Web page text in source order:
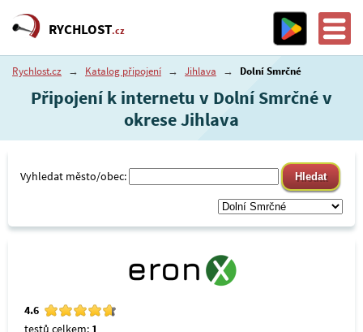
RYCHLOST.cz
Rychlost.cz → Katalog připojení → Jihlava → Dolní Smrčné
Připojení k internetu v Dolní Smrčné v
okrese Jihlava
Vyhledat město/obec:
4.6
testů celkem: 1